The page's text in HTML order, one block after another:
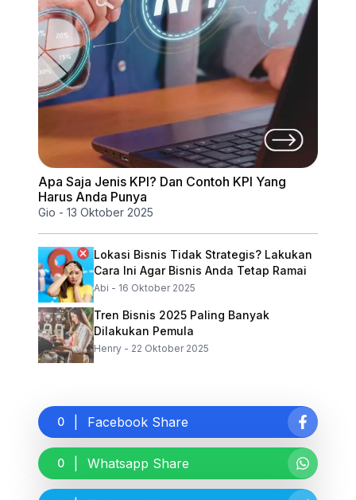
Apa Saja Jenis KPI? Dan Contoh KPI Yang
Harus Anda Punya
Gio - 13 Oktober 2025
Lokasi Bisnis Tidak Strategis? Lakukan
Cara Ini Agar Bisnis Anda Tetap Ramai
Abi - 16 Oktober 2025
Tren Bisnis 2025 Paling Banyak
Dilakukan Pemula
Henry - 22 Oktober 2025
0 Facebook Share
0 Whatsapp Share